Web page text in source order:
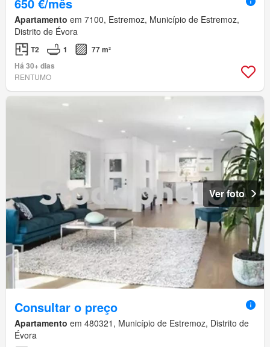
650 €/mês
Apartamento em 7100, Estremoz, Município de Estremoz,
Distrito de Évora
T2 1
77 m²
Há 30+ dias
RENTUMO
Ver foto
Consultar o preço
Apartamento em 480321, Município de Estremoz, Distrito de
Évora